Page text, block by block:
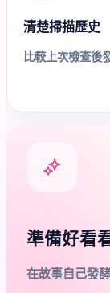
清楚掃描歷史
比較上次檢查後
準備好看
在故事自己發